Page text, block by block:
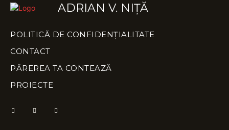
ADRIAN V. NIȚĂ
POLITICĂ DE CONFIDENȚIALITATE
CONTACT
PĂREREA TA CONTEAZĂ
PROIECTE